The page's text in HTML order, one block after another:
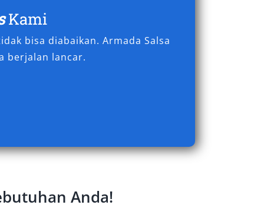
Kami
bisa diabaikan. Armada Salsa
berjalan lancar.
Anda!